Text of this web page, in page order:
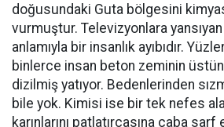
doğusundaki Guta bölgesini
vurmuştur. Televizyonlara
anlamıyla bir insanlık ayıbıdır.
binlerce insan beton zeminin
dizilmiş yatıyor. Bedenlerinden
bile yok. Kimisi ise bir tek nefes
karınlarını patlatırcasına çaba